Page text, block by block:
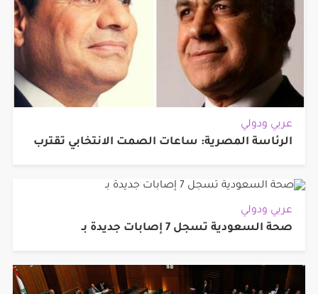
عربي ودولي
الرئاسة المصرية: ساعات الصمت الانتخابي تقترب
عربي ودولي
صحة السعودية تسجل 7 إصابات جديدة بـ